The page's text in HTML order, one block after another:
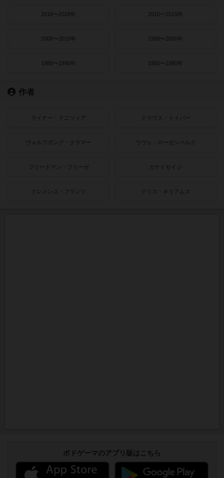
2016〜2018年 2010〜2015年
2000〜2010年 1990〜2000年
1980〜1990年 1950〜1980年
作者
ライナー・クニツィア クラウス・トイバー
ヴォルフガング・クラマー ウヴェ・ローゼンベルク
フリードマン・フリーゼ カナイセイジ
クレメンス・フランツ クリス・キリアムス
ボドゲーマのアプリ版はこちら